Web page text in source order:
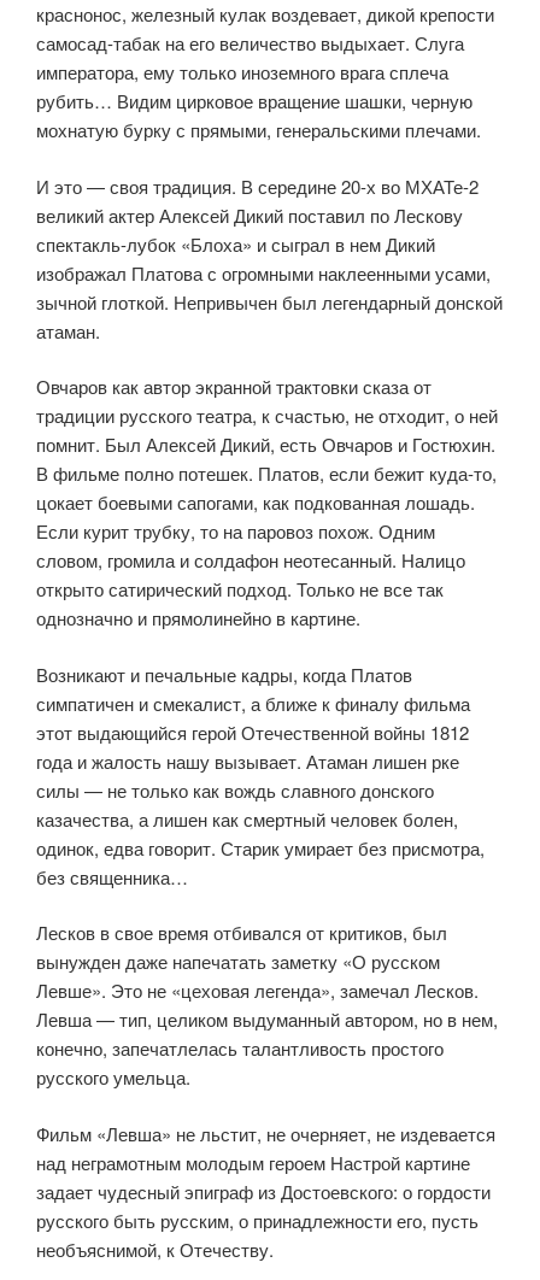
краснонос, железный кулак воздевает, дикой крепости
самосад-табак на его величество выдыхает. Слуга
императора, ему только иноземного врага сплеча
рубить… Видим цирковое вращение шашки, черную
мохнатую бурку с прямыми, генеральскими плечами.
И это — своя традиция. В середине 20-х во МХАТе-2
великий актер Алексей Дикий поставил по Лескову
спектакль-лубок «Блоха» и сыграл в нем Дикий
изображал Платова с огромными наклеенными усами,
зычной глоткой. Непривычен был легендарный донской
атаман.
Овчаров как автор экранной трактовки сказа от
традиции русского театра, к счастью, не отходит, о ней
помнит. Был Алексей Дикий, есть Овчаров и Гостюхин.
В фильме полно потешек. Платов, если бежит куда-то,
цокает боевыми сапогами, как подкованная лошадь.
Если курит трубку, то на паровоз похож. Одним
словом, громила и солдафон неотесанный. Налицо
открыто сатирический подход. Только не все так
однозначно и прямолинейно в картине.
Возникают и печальные кадры, когда Платов
симпатичен и смекалист, а ближе к финалу фильма
этот выдающийся герой Отечественной войны 1812
года и жалость нашу вызывает. Атаман лишен рке
силы — не только как вождь славного донского
казачества, а лишен как смертный человек болен,
одинок, едва говорит. Старик умирает без присмотра,
без священника…
Лесков в свое время отбивался от критиков, был
вынужден даже напечатать заметку «О русском
Левше». Это не «цеховая легенда», замечал Лесков.
Левша — тип, целиком выдуманный автором, но в нем,
конечно, запечатлелась талантливость простого
русского умельца.
Фильм «Левша» не льстит, не очерняет, не издевается
над неграмотным молодым героем Настрой картине
задает чудесный эпиграф из Достоевского: о гордости
русского быть русским, о принадлежности его, пусть
необъяснимой, к Отечеству.